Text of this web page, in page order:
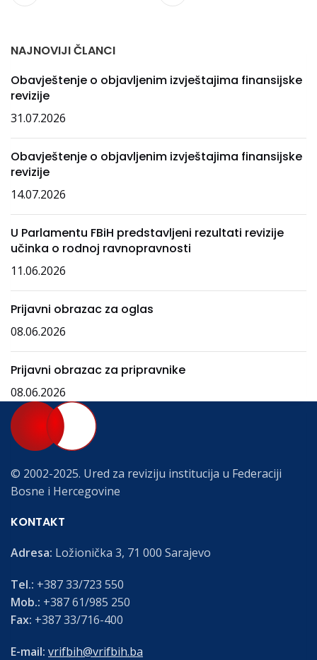
NAJNOVIJI ČLANCI
Obavještenje o objavljenim izvještajima finansijske
revizije
31.07.2026
Obavještenje o objavljenim izvještajima finansijske
revizije
14.07.2026
U Parlamentu FBiH predstavljeni rezultati revizije
učinka o rodnoj ravnopravnosti
11.06.2026
Prijavni obrazac za oglas
08.06.2026
Prijavni obrazac za pripravnike
08.06.2026
© 2002-2025. Ured za reviziju institucija u Federaciji
Bosne i Hercegovine
KONTAKT
Adresa: Ložionička 3, 71 000 Sarajevo
Tel.: +387 33/723 550
Mob.: +387 61/985 250
Fax: +387 33/716-400
E-mail: vrifbih@vrifbih.ba